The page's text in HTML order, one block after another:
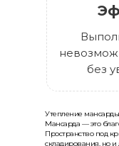
без
Утепление
Мансарда — это
Пространство под
складирования, но